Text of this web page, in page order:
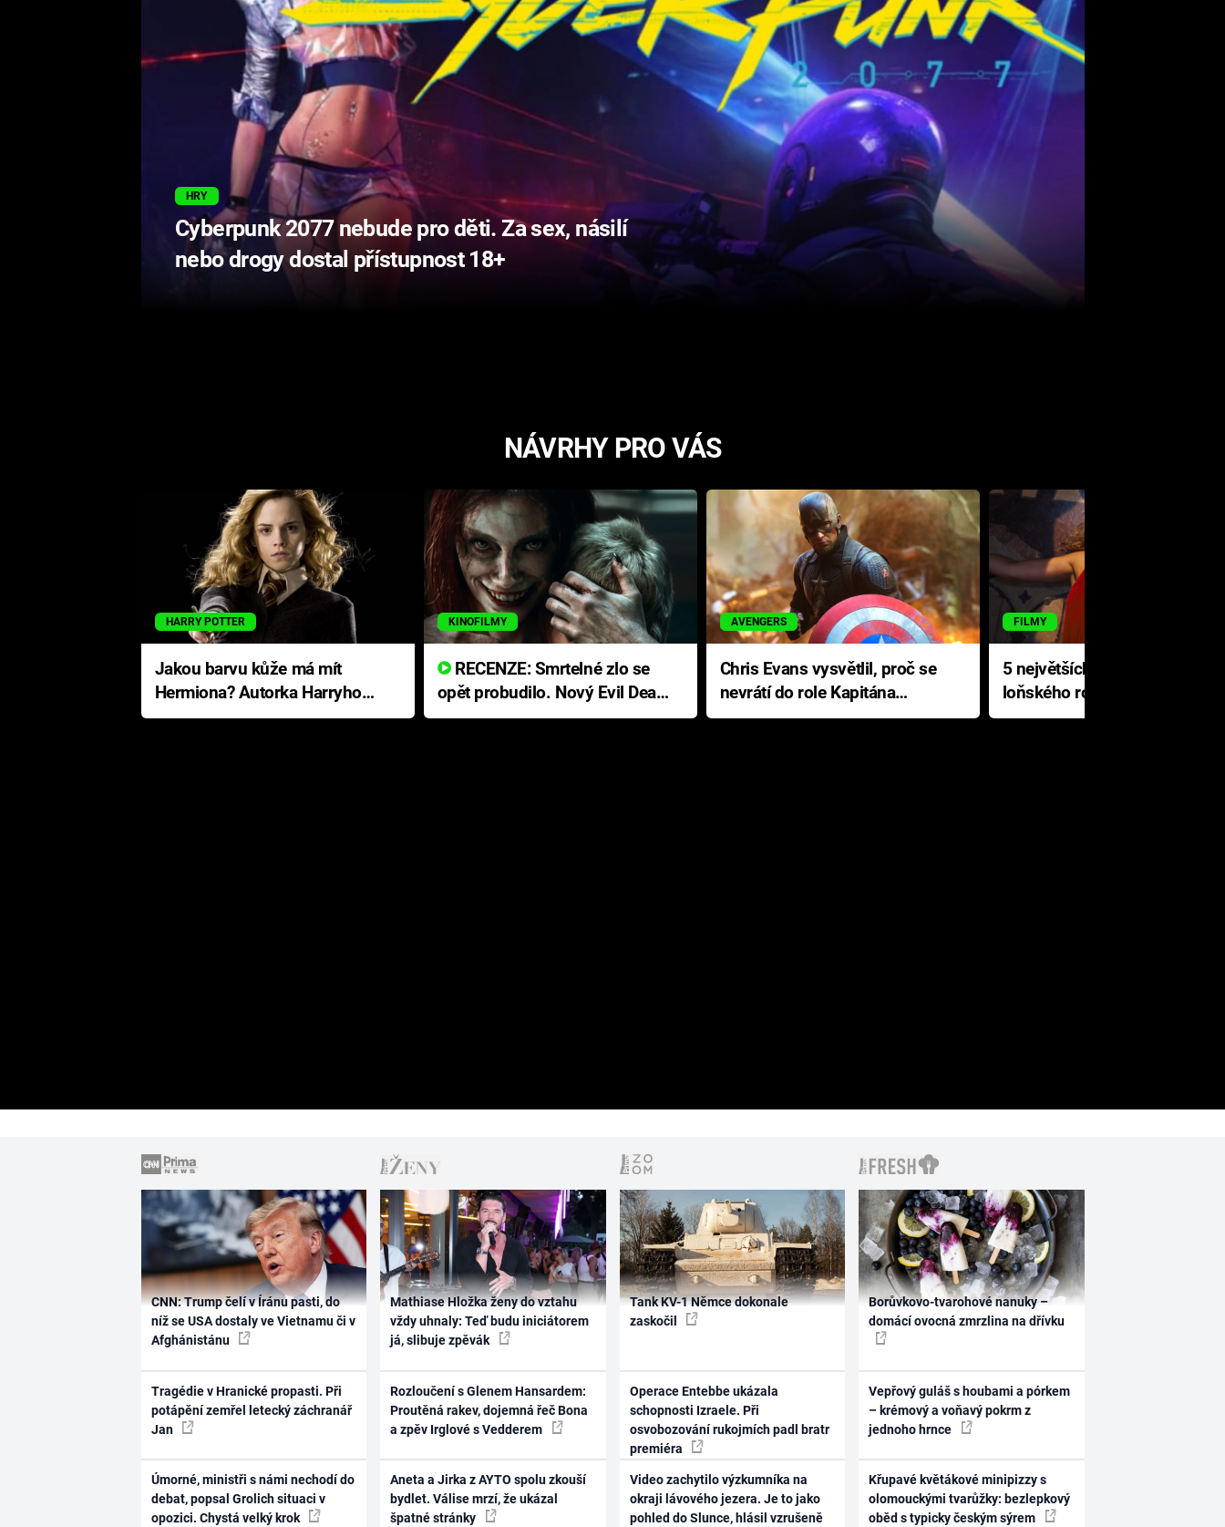
HRY
Cyberpunk 2077 nebude pro děti. Za sex, násilí
nebo drogy dostal přístupnost 18+
NÁVRHY PRO VÁS
HARRY POTTER
Jakou barvu kůže má mít
Hermiona? Autorka Harryho
Pottera přišla s ráznou
KINOFILMY
RECENZE: Smrtelné zlo se
opět probudilo. Nový Evil Dead
přichází s neodolatelnou
AVENGERS
Chris Evans vysvětlil, proč se
nevrátí do role Kapitána
Ameriky
FILMY
5 největších propadáků
loňského roku: Disney na
jediné katastrofě prodělal 200
CNN: Trump čelí v Íránu pasti, do
níž se USA dostaly ve Vietnamu či v
Afghánistánu
Tragédie v Hranické propasti. Při
potápění zemřel letecký záchranář
Jan
Úmorné, ministři s námi nechodí do
debat, popsal Grolich situaci v
opozici. Chystá velký krok
Mathiase Hložka ženy do vztahu
vždy uhnaly: Teď budu iniciátorem
já, slibuje zpěvák
Rozloučení s Glenem Hansardem:
Proutěná rakev, dojemná řeč Bona
a zpěv Irglové s Vedderem
Aneta a Jirka z AYTO spolu zkouší
bydlet. Válise mrzí, že ukázal
špatné stránky
Tank KV-1 Němce dokonale
zaskočil
Operace Entebbe ukázala
schopnosti Izraele. Při
osvobozování rukojmích padl bratr
premiéra
Video zachytilo výzkumníka na
okraji lávového jezera. Je to jako
pohled do Slunce, hlásil vzrušeně
Borůvkovo-tvarohové nanuky –
domácí ovocná zmrzlina na dřívku
Vepřový guláš s houbami a pórkem
– krémový a voňavý pokrm z
jednoho hrnce
Křupavé květákové minipizzy s
olomouckými tvarůžky: bezlepkový
oběd s typicky českým sýrem